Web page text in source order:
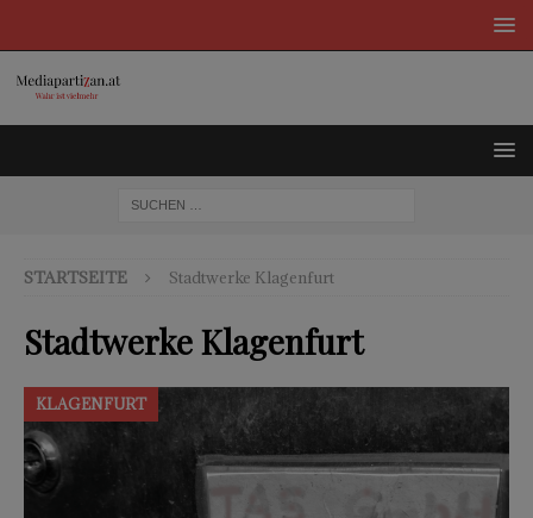
STARTSEITE Stadtwerke Klagenfurt
Stadtwerke Klagenfurt
KLAGENFURT